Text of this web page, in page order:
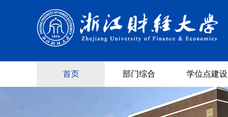
首页 部门综合 学位点建设